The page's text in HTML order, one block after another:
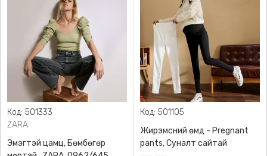
Код: 501333
ZARA
Эмэгтэй цамц, Бөмбөгөр
Код: 501105
Жирэмсний өмд - Pregnant
pants, Суналт сайтай